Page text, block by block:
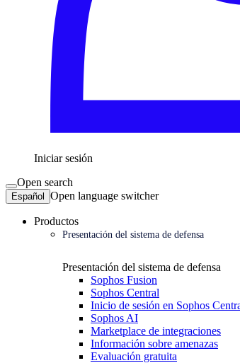
Iniciar sesión
Open search
Español Open language switcher
Productos
Presentación del sistema de defensa
Presentación del sistema de defensa
Sophos Fusion
Sophos Central
Inicio de sesión en Sophos
Sophos AI
Marketplace de integraciones
Información sobre amenazas
Evaluación gratuita